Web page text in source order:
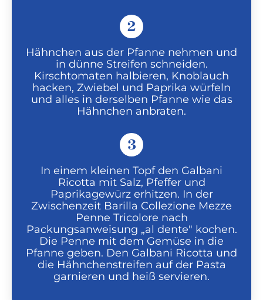
2
Hähnchen aus der Pfanne nehmen und
in dünne Streifen schneiden.
Kirschtomaten halbieren, Knoblauch
hacken, Zwiebel und Paprika würfeln
und alles in derselben Pfanne wie das
Hähnchen anbraten.
3
In einem kleinen Topf den Galbani
Ricotta mit Salz, Pfeffer und
Paprikagewürz erhitzen. In der
Zwischenzeit Barilla Collezione Mezze
Penne Tricolore nach
Packungsanweisung „al dente" kochen.
Die Penne mit dem Gemüse in die
Pfanne geben. Den Galbani Ricotta und
die Hähnchenstreifen auf der Pasta
garnieren und heiß servieren.